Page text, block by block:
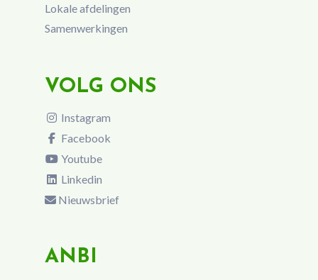
Lokale afdelingen
Samenwerkingen
VOLG ONS
Instagram
Facebook
Youtube
Linkedin
Nieuwsbrief
ANBI